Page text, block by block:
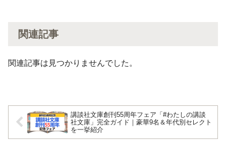
関連記事
関連記事は見つかりませんでした。
講談社文庫創刊55周年フェア「#わたしの講談
社文庫」完全ガイド｜豪華9名＆年代別セレクト
を一挙紹介